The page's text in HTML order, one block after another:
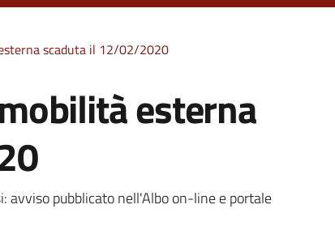
scaduta il 12/02/2020
esterna
avviso pubblicato nell'Albo on-line e portale